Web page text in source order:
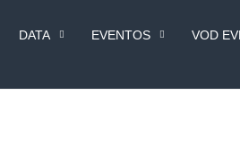
DATA EVENTOS VOD